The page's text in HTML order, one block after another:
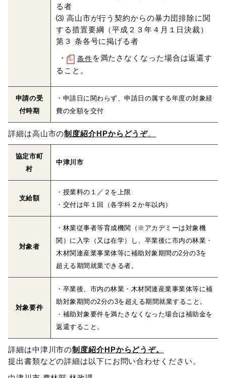
る者
⑶ 高山市が行う契約からの暴力団排除に関
する措置要綱（平成２３年４月１日決裁）
第３ 条各号に掲げる者
・
条件を満たさなくなった場合は返還す
ること。
申請の受
付時期
・申請日に関わらず、申請日の属する年度の対象経
費の全額を交付
詳細は高山市の制度紹介HPからどうぞ。
協定市町
村
中津川市
支給額
・授業料の１／２を上限
・交付は年１回（各学科２か年以内）
対象者
・林業従事者等育成機関（※アカデミーは対象機
関）に入学（又は在学）し、卒業後に市内の林業・
木材関連産業事業体等に補助対象期間の2分の3を
超える期間就業できる者。
対象要件
・卒業後、市内の林業・木材関連産業事業体等に補
助対象期間の2分の3を超える期間就業すること。
・補助対象要件を満たさなくなった場合は補助金を
返還すること。
詳細は中津川市の制度紹介HPからどうぞ。
提出書類などの詳細は以下にお問い合わせください。